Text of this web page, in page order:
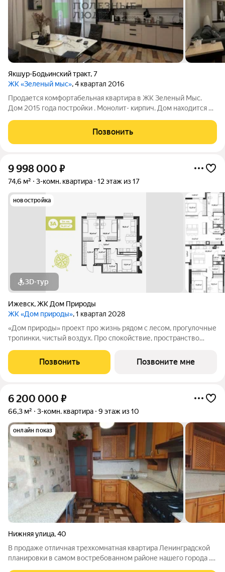
Якшур-Бодьинский тракт,7
ЖК «Зеленый мыс», 4 квартал 2016
Продается комфортабельная квартира в ЖК Зеленый Мыс.
Дом 2015 года постройки . Монолит- кирпич. Дом находится в
ценителей свежего воздуха и тишины природы. Своя
автономная котельная на дом, ТСЖ ,
Позвонить
9 998 000 ₽
74,6 м² 3-комн. квартира 12 этаж из 17
новостройка
3D-тур
Ижевск,ЖК Дом Природы
ЖК «Дом природы», 1 квартал 2028
«Дом природы» проект про жизнь рядом с лесом, прогулочные
тропинки, чистый воздух. Про спокойствие, пространство
Жилой комплекс расположен в 10 минутах от центра города,
автомобилисты оценят
Позвонить Позвоните мне
6 200 000 ₽
66,3 м² 3-комн. квартира 9 этаж из 10
онлайн показ
Нижняя улица,40
В продаже отличная трехкомнатная квартира Ленинградской
планировки в самом востребованном районе нашего города .